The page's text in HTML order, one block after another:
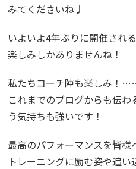
みてくださいね♩
いよいよ4年ぶりに開催され
楽しみしかありませんね！
私たちコーチ陣も楽しみ！
これまでのブログからも伝
う気持ちも強いです！
最高のパフォーマンスを皆様
トレーニングに励む姿や追